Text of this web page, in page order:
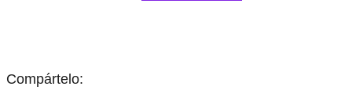
Compártelo: